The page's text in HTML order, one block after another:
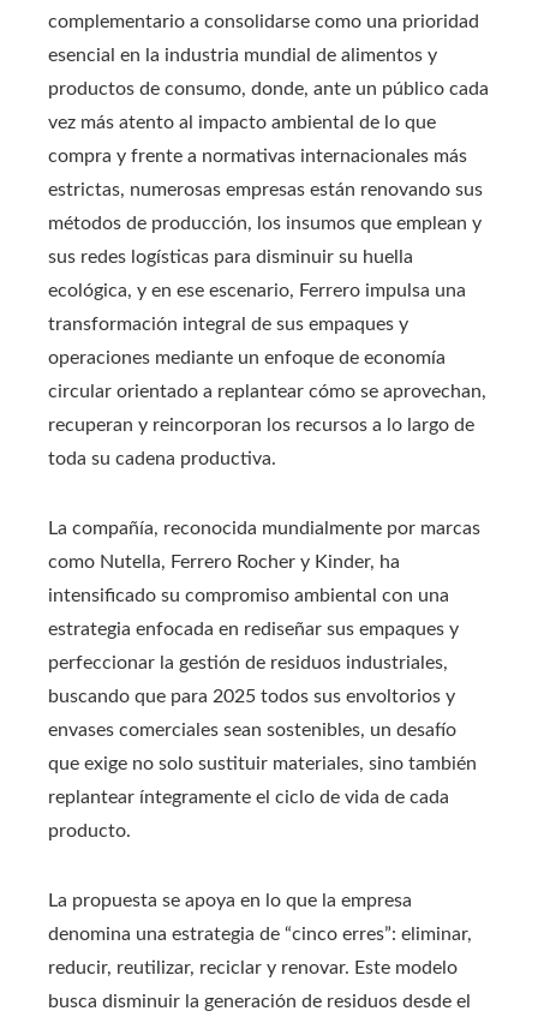
complementario a consolidarse como una prioridad
esencial en la industria mundial de alimentos y
productos de consumo, donde, ante un público cada
vez más atento al impacto ambiental de lo que
compra y frente a normativas internacionales más
estrictas, numerosas empresas están renovando sus
métodos de producción, los insumos que emplean y
sus redes logísticas para disminuir su huella
ecológica, y en ese escenario, Ferrero impulsa una
transformación integral de sus empaques y
operaciones mediante un enfoque de economía
circular orientado a replantear cómo se aprovechan,
recuperan y reincorporan los recursos a lo largo de
toda su cadena productiva.
La compañía, reconocida mundialmente por marcas
como Nutella, Ferrero Rocher y Kinder, ha
intensificado su compromiso ambiental con una
estrategia enfocada en rediseñar sus empaques y
perfeccionar la gestión de residuos industriales,
buscando que para 2025 todos sus envoltorios y
envases comerciales sean sostenibles, un desafío
que exige no solo sustituir materiales, sino también
replantear íntegramente el ciclo de vida de cada
producto.
La propuesta se apoya en lo que la empresa
denomina una estrategia de “cinco erres”: eliminar,
reducir, reutilizar, reciclar y renovar. Este modelo
busca disminuir la generación de residuos desde el